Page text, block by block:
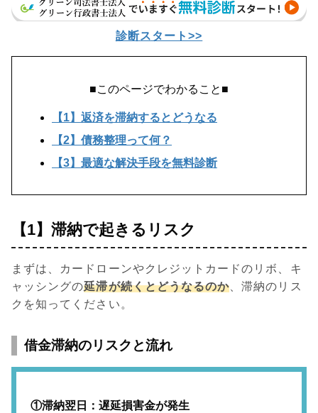
診断スタート>>
■このページでわかること■
【1】返済を滞納するとどうなる
【2】債務整理って何？
【3】最適な解決手段を無料診断
【1】滞納で起きるリスク
まずは、カードローンやクレジットカードのリボ、キ
ャッシングの延滞が続くとどうなるのか、滞納のリス
クを知ってください。
借金滞納のリスクと流れ
①滞納翌日：遅延損害金が発生